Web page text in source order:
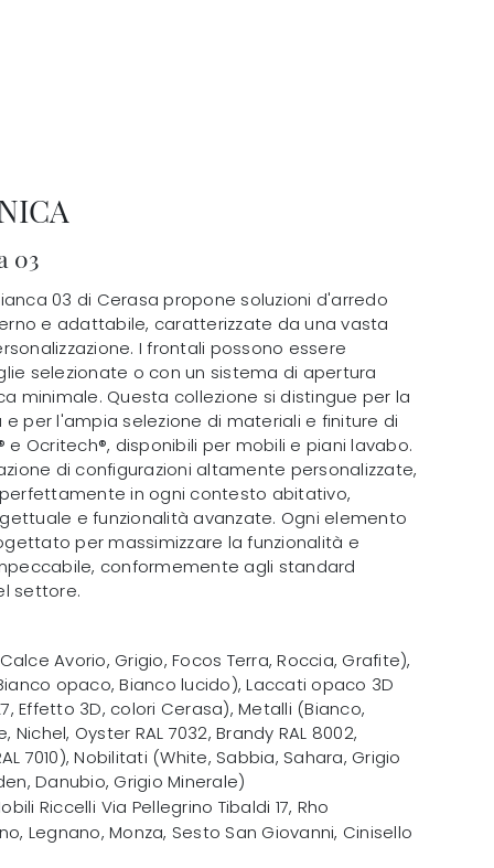
03
03 di Cerasa propone soluzioni d'arredo
e adattabile, caratterizzate da una vasta
I frontali possono essere
selezionate o con un sistema di apertura
minimale. Questa collezione si distingue per la
per l'ampia selezione di materiali e finiture di
Ocritech®, disponibili per mobili e piani lavabo.
di configurazioni altamente personalizzate,
in ogni contesto abitativo,
e funzionalità avanzate. Ogni elemento
per massimizzare la funzionalità e
conformemente agli standard
settore.
Avorio, Grigio, Focos Terra, Roccia, Grafite),
opaco, Bianco lucido), Laccati opaco 3D
Effetto 3D, colori Cerasa), Metalli (Bianco,
Nichel, Oyster RAL 7032, Brandy RAL 8002,
7010), Nobilitati (White, Sabbia, Sahara, Grigio
Danubio, Grigio Minerale)
Riccelli Via Pellegrino Tibaldi 17, Rho
Legnano, Monza, Sesto San Giovanni, Cinisello